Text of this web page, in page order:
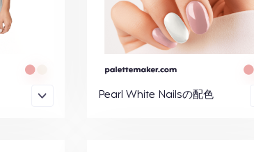
Pearl White Nailsの配色